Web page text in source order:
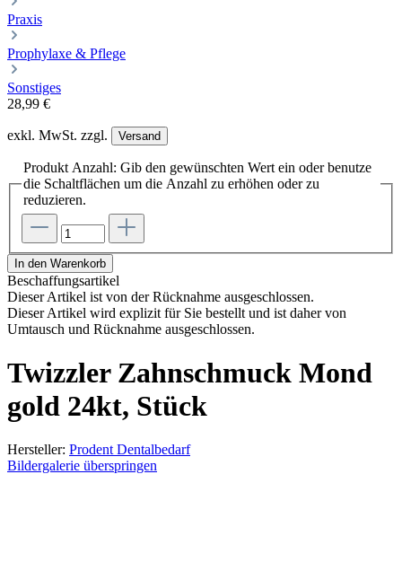
Praxis
Prophylaxe & Pflege
Sonstiges
28,99 €
exkl. MwSt. zzgl. Versand
Produkt Anzahl: Gib den gewünschten Wert ein oder benutze
die Schaltflächen um die Anzahl zu erhöhen oder zu
reduzieren.
In den Warenkorb
Beschaffungsartikel
Dieser Artikel ist von der Rücknahme ausgeschlossen.
Dieser Artikel wird explizit für Sie bestellt und ist daher von
Umtausch und Rücknahme ausgeschlossen.
Twizzler Zahnschmuck Mond
gold 24kt, Stück
Hersteller: Prodent Dentalbedarf
Bildergalerie überspringen